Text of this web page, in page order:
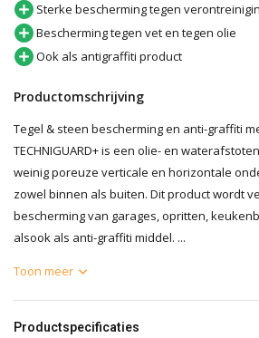
Sterke bescherming tegen
Bescherming tegen vet en tegen olie
Ook als antigraffiti product
Productomschrijving
Tegel & steen bescherming en anti-graffiti
TECHNIGUARD+ is een olie- en
weinig poreuze verticale en horizontale
zowel binnen als buiten. Dit product wordt
bescherming van garages, opritten,
alsook als anti-graffiti middel. ...
Toon meer
Productspecificaties